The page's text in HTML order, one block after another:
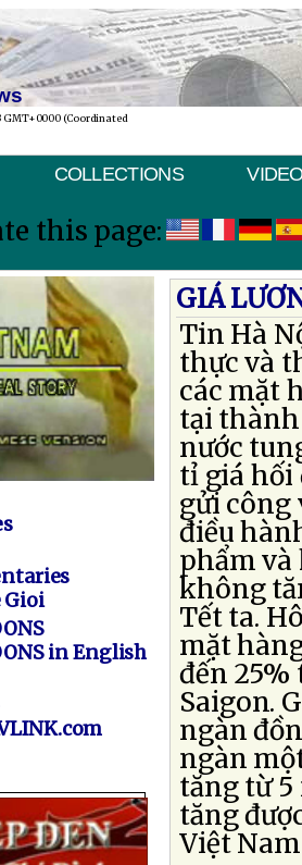
GMT+0000 (Coordinated
COLLECTIONS
this page:
Gioi
in English
GIÁ
Tin Hà
thực và
các mặt
tại thành
nước
tỉ giá hối
gửi công
điều
phẩm và
không
Tết ta.
mặt
đến 25%
Saigon.
ngàn
ngàn
tăng từ 5
tăng
Việt